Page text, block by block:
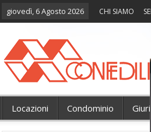
giovedì, 6 Agosto 2026 CHI SIAMO
Locazioni Condominio